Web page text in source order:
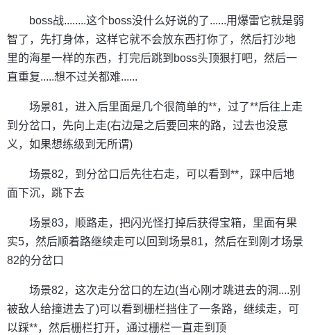
boss战........这个boss没什么好说的了......用爆雷它就是弱
智了，先打身体，这样它就不会放东西打你了，然后打沙地
里的海星一样的东西，打完后跳到boss头顶狠打吧，然后一
直重复.....想不过关都难......
场景81，进入后里面是几个很简单的**，过了**后往上走
到分岔口，先向上走(右边是之后要回来的路，过去也没意
义，如果想练级到无所谓)
场景82，到分岔口后先往右走，可以看到**，踩中后地
面下沉，跳下去
场景83，顺路走，把闪光怪打掉后获得宝箱，里面有果
实5，然后顺着路继续走可以回到场景81，然后在到刚才场景
82的分岔口
场景82，这次走分岔口的左边(当心刚才跳进去的洞....别
被敌人给撞进去了)可以看到栅栏挡住了一条路，继续走，可
以踩**，然后栅栏打开，通过栅栏一直走到顶